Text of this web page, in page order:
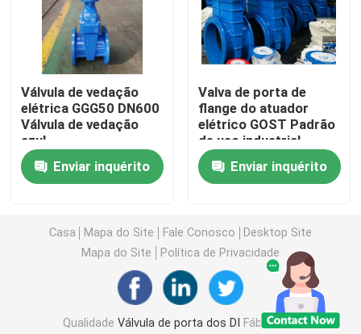
Válvula de porta assentada resiliente
Válvula de porta de aumentação da haste
Válvula de porta não de aumentação da haste
Válvula de porta do fechamento
válvula de porta da engrenagem de sem-fim
Válvula de porta da haste da extensão
Válvula de vedação
elétrica GGG50 DN600
Válvula de vedação
azul
Enviar inquérito
Valva de porta de
flange do atuador
elétrico GOST Padrão
de uso industrial
Enviar inquérito
Casa Mapa do Site Fale Conosco
Desktop Site
Mapa do Site
Política de Privacidade
QualidadeVálvula de porta dos DI
Fábrica da